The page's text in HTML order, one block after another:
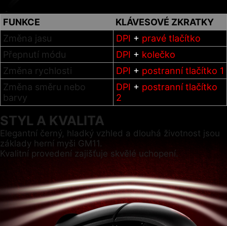
FUNKCE
KLÁVESOVÉ ZKRATKY
Změna jasu
DPI + pravé tlačítko
Přepnutí módu
DPI + kolečko
Změna rychlosti
DPI + postranní tlačítko 1
Změna směru nebo
barvy
DPI + postranní tlačítko
2
STYL A KVALITA
Elegantní černý, hladký vzhled a dlouhá životnost jsou
základy herní myši GM11.
Kvalitní provedení zajišťuje skvělé uchopení.